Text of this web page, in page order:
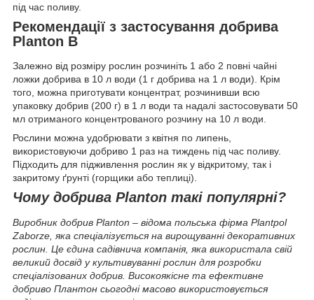
під час поливу.
Рекомендації з застосування добрива
Planton B
Залежно від розміру рослин розчиніть 1 або 2 повні чайні
ложки добрива в 10 л води (1 г добрива на 1 л води). Крім
того, можна приготувати концентрат, розчинивши всю
упаковку добрив (200 г) в 1 л води та надалі застосовувати 50
мл отриманого концентрованого розчину на 10 л води.
Рослини можна удобрювати з квітня по липень,
використовуючи добриво 1 раз на тиждень під час поливу.
Підходить для підживлення рослин як у відкритому, так і
закритому ґрунті (горщики або теплиці).
Чому добрива Planton такі популярні?
Виробник добрив Planton – відома польська фірма Plantpol
Zaborze, яка спеціалізується на вирощуванні декоративних
рослин. Це єдина садівнича компанія, яка використала свій
великий досвід у культивуванні рослин для розробки
спеціалізованих добрив. Високоякісне та ефективне
добриво Плантон сьогодні масово використовується